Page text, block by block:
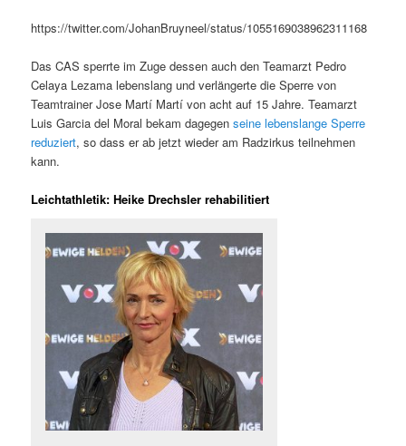
https://twitter.com/JohanBruyneel/status/1055169038962311168
Das CAS sperrte im Zuge dessen auch den Teamarzt Pedro
Celaya Lezama lebenslang und verlängerte die Sperre von
Teamtrainer Jose Martí Martí von acht auf 15 Jahre. Teamarzt
Luis Garcia del Moral bekam dagegenseine lebenslange Sperre
reduziert, so dass er ab jetzt wieder am Radzirkus teilnehmen
kann.
Leichtathletik: Heike Drechsler rehabilitiert